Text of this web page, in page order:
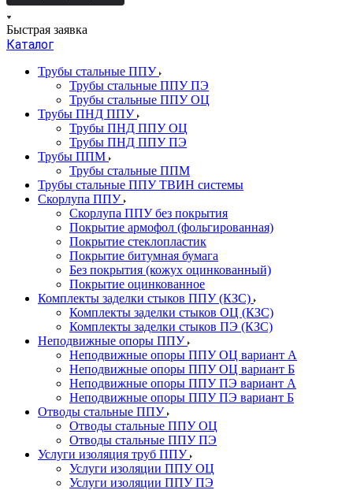
Быстрая заявка
Каталог
Трубы стальные ППУ
Трубы стальные ППУ ПЭ
Трубы стальные ППУ ОЦ
Трубы ПНД ППУ
Трубы ПНД ППУ ОЦ
Трубы ПНД ППУ ПЭ
Трубы ППМ
Трубы стальные ППМ
Трубы стальные ППУ ТВИН системы
Скорлупа ППУ
Скорлупа ППУ без покрытия
Покрытие армофол (фольгированная)
Покрытие стеклопластик
Покрытие битумная бумага
Без покрытия (кожух оцинкованный)
Покрытие оцинкованное
Комплекты заделки стыков ППУ (КЗС)
Комплекты заделки стыков ОЦ (КЗС)
Комплекты заделки стыков ПЭ (КЗС)
Неподвижные опоры ППУ
Неподвижные опоры ППУ ОЦ вариант А
Неподвижные опоры ППУ ОЦ вариант Б
Неподвижные опоры ППУ ПЭ вариант А
Неподвижные опоры ППУ ПЭ вариант Б
Отводы стальные ППУ
Отводы стальные ППУ ОЦ
Отводы стальные ППУ ПЭ
Услуги изоляция труб ППУ
Услуги изоляции ППУ ОЦ
Услуги изоляции ППУ ПЭ